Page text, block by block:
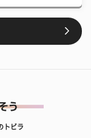
トビラ